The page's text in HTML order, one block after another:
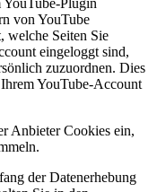
YouTube-Plugin
von YouTube
welche Seiten Sie
eingeloggt sind,
zuzuordnen. Dies
YouTube-Account
Anbieter Cookies ein,
der Datenerhebung